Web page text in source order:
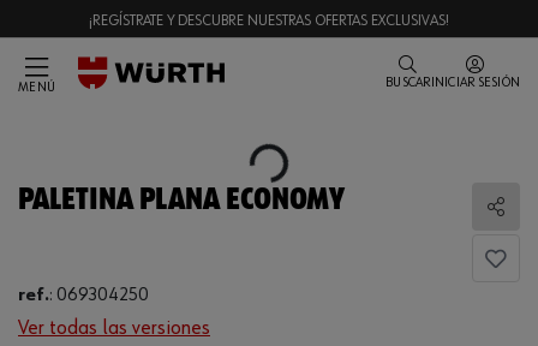
¡REGÍSTRATE Y DESCUBRE NUESTRAS OFERTAS EXCLUSIVAS!
MENÚ BUSCAR INICIAR SESIÓN
Loading...
PALETINA PLANA ECONOMY
ref.: 069304250
Ver todas las versiones